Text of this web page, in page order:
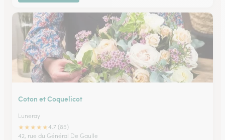
Coton et Coquelicot
Luneray
★★★★★4.7 (85)
42, rue du Général De Gaulle